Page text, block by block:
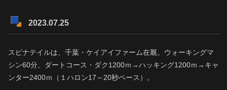
2023.07.25
スピナテイルは、千葉・ケイアイファーム在厩。ウォーキングマ
シン60分、ダートコース・ダク1200ｍ→ハッキング1200ｍ→キャ
ンター2400ｍ（１ハロン17～20秒ペース）。